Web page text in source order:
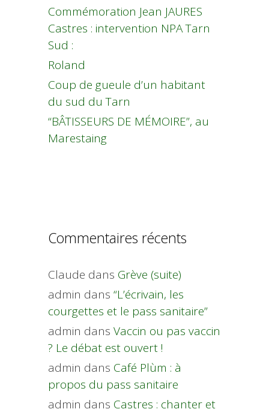
Commémoration Jean JAURES
Castres : intervention NPA Tarn
Sud :
Roland
Coup de gueule d’un habitant
du sud du Tarn
“BÂTISSEURS DE MÉMOIRE”, au
Marestaing
Commentaires récents
Claude dans Grève (suite)
admin dans “L’écrivain, les
courgettes et le pass sanitaire”
admin dans Vaccin ou pas vaccin
? Le débat est ouvert !
admin dans Café Plùm : à
propos du pass sanitaire
admin dans Castres : chanter et